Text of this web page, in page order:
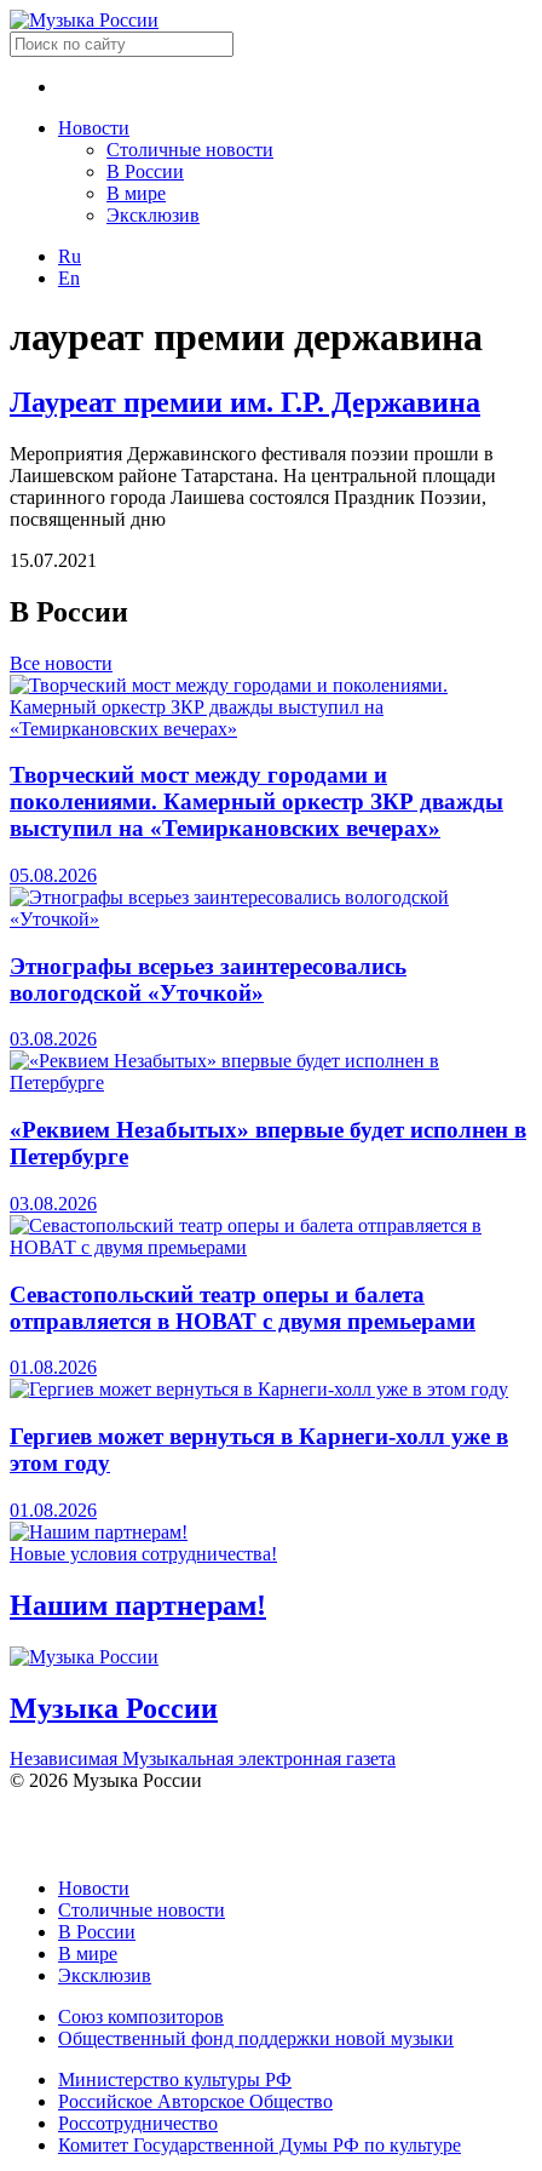
Новости
Столичные новости
В России
В мире
Эксклюзив
Ru
En
лауреат премии державина
Лауреат премии им. Г.Р. Державина
Мероприятия Державинского фестиваля поэзии прошли в
Лаишевском районе Татарстана. На центральной площади
старинного города Лаишева состоялся Праздник Поэзии,
посвященный дню
15.07.2021
В России
Все новости
Творческий мост между городами и
поколениями. Камерный оркестр ЗКР дважды
выступил на «Темиркановских вечерах»
05.08.2026
Этнографы всерьез заинтересовались
вологодской «Уточкой»
03.08.2026
«Реквием Незабытых» впервые будет исполнен в
Петербурге
03.08.2026
Севастопольский театр оперы и балета
отправляется в НОВАТ с двумя премьерами
01.08.2026
Гергиев может вернуться в Карнеги-холл уже в
этом году
01.08.2026
Новые условия сотрудничества!
Нашим партнерам!
Музыка России
Независимая Музыкальная электронная газета
© 2026 Музыка России
Новости
Столичные новости
В России
В мире
Эксклюзив
Союз композиторов
Общественный фонд поддержки новой музыки
Министерство культуры РФ
Российское Авторское Общество
Россотрудничество
Комитет Государственной Думы РФ по культуре